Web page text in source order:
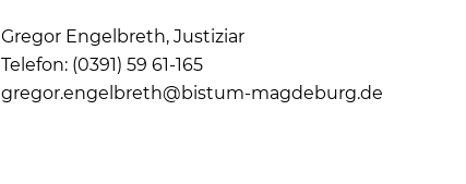
Gregor Engelbreth, Justiziar
Telefon: (0391) 59 61-165
gregor.engelbreth@bistum-magdeburg.de